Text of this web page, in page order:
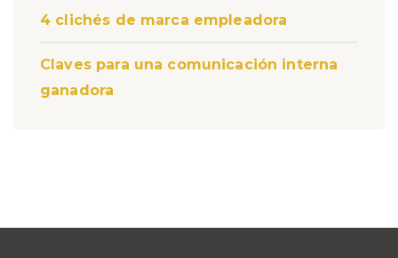
4 clichés de marca empleadora
Claves para una comunicación interna
ganadora